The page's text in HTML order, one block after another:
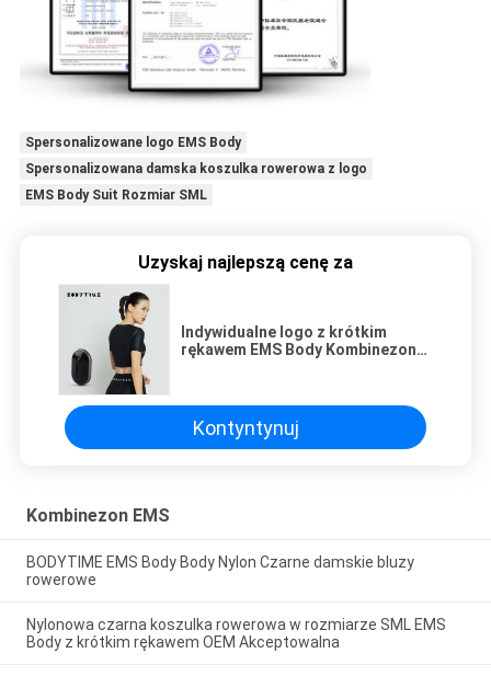
Spersonalizowane logo EMS Body
Spersonalizowana damska koszulka rowerowa z logo
EMS Body Suit Rozmiar SML
Uzyskaj najlepszą cenę za
Indywidualne logo z krótkim
rękawem EMS Body Kombinezon
Kontyntynuj
Kombinezon EMS
BODYTIME EMS Body Body Nylon Czarne damskie bluzy
rowerowe
Nylonowa czarna koszulka rowerowa w rozmiarze SML EMS
Body z krótkim rękawem OEM Akceptowalna